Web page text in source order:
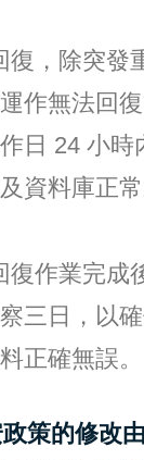
復，除突發
作無法回
日 24 小時
資料庫正常
復作業完成
三日，以
正確無誤。
策的修改